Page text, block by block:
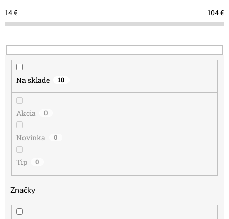
e
p
r
d
14€ 104€
Na sklade 10
Akcia 0
Novinka 0
Tip 0
Značky